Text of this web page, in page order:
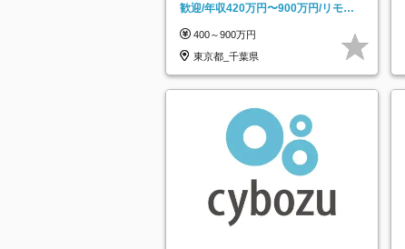
歓迎/年収420万円〜900万円/リモー
400～900万円
東京都_千葉県